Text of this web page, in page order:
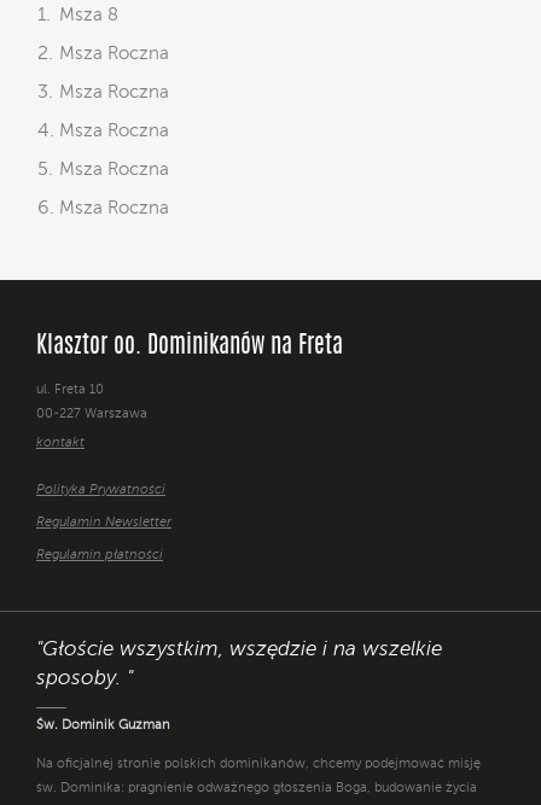
Msza 8
Msza Roczna
Msza Roczna
Msza Roczna
Msza Roczna
Msza Roczna
Klasztor oo. Dominikanów na Freta
ul. Freta 10
00-227 Warszawa
kontakt
Polityka Prywatności
Regulamin Newsletter
Regulamin płatności
"Głoście wszystkim, wszędzie i na wszelkie
sposoby. "
Św. Dominik Guzman
Na oficjalnej stronie polskich dominikanów, chcemy podejmować misję
św. Dominika: pragnienie odważnego głoszenia Boga, budowanie życia